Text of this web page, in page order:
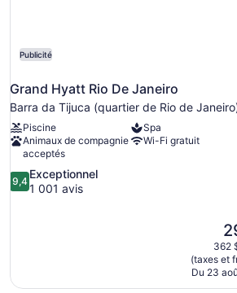
Publicité
Grand Hyatt Rio De Janeiro
Barra da Tijuca (quartier de Rio de
Piscine
Spa
Animaux de compagnie
acceptés
Wi-Fi gratuit
9.4
sur
9,4
Exceptionnel
1 001 avis
Le
de
362
(taxes et
Du 23